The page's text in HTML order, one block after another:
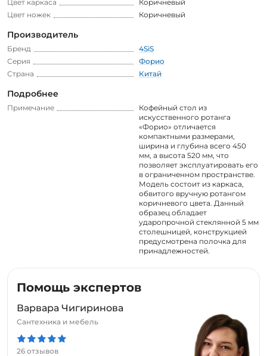
Помощь экспертов
Варвара Чигиринова
Сантехника и мебель
26 отзывов
Цвет каркаса
Коричневый
Цвет ножек
Коричневый
Производитель
Бренд
4SiS
Серия
Форио
Страна
Китай
Подробнее
Примечание
Кофейный стол из
искусственного ротанга
«Форио» отличается
компактными размерами,
ширина и глубина всего 450
мм, а высота 520 мм, что
позволяет эксплуатировать его
в ограниченном пространстве.
Модель состоит из каркаса,
обвитого вручную ротангом
коричневого цвета. Данный
образец обладает
ударопрочной стеклянной 5 мм
столешницей, конструкцией
предусмотрена полочка для
принадлежностей.